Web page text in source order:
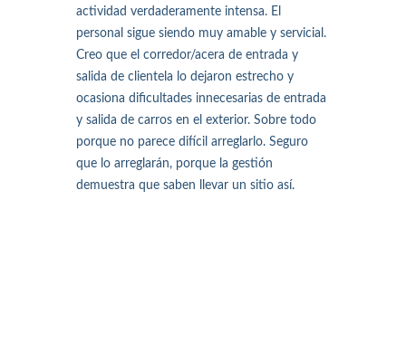
actividad verdaderamente intensa. El
personal sigue siendo muy amable y servicial.
Creo que el corredor/acera de entrada y
salida de clientela lo dejaron estrecho y
ocasiona dificultades innecesarias de entrada
y salida de carros en el exterior. Sobre todo
porque no parece difícil arreglarlo. Seguro
que lo arreglarán, porque la gestión
demuestra que saben llevar un sitio así.